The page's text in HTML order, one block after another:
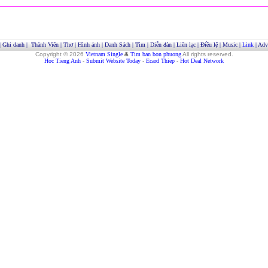
Ghi danh| Thành Viên| Thơ| Hình ảnh| Danh Sách| Tìm | Diễn đàn| Liên lạc| Điều lệ| Music| Link|
Copyright © 2026 Vietnam Single& Tim ban bon phuong All rights reserved.
Hoc Tieng Anh - Submit Website Today - Ecard Thiep - Hot Deal Network